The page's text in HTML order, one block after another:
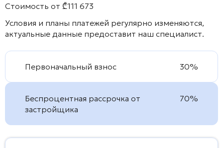
Стоимость от ₾111 673
Условия и планы платежей регулярно изменяются,
актуальные данные предоставит наш специалист.
Первоначальный взнос 30%
Беспроцентная рассрочка от
застройщика
70%